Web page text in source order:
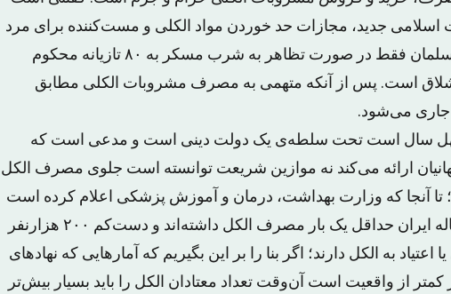
قانون مجازات اسلامی جدید، مجازات حد خوردن مواد الکلی و مست‌کننده برای مرد
یا زن‌، ۸۰ تازیانه است‌. البته غیرمسلمان فقط در صورت تظاهر به شرب مسکر به ۸۰ تازیانه محکوم
شلاق است. پس از آنکه متهمی به مصرف مشروبات الکلی مطابق
جاری می‌شود.
چهل سال است تحت سلطه‌ی یک دولت دینی است و مدعی است که
ارائه می‌کند نه موازین شریعت توانسته است جلوی مصرف الکل
تا آنجا که وزارت بهداشت، درمان و آموزش پزشکی اعلام کرده است
که ۴ درصد از جمعیت ۱۵ تا ۶۴ ساله ایران حداقل یک بار مصرف الکل داشته‌اند و دست‌کم ۲۰۰ هزارنفر
به الکل دارند؛ اگر بنا را بر این بگیریم که آمارهایی که نهادهای
از واقعیت است آن‌وقت تعداد معتادان الکل را باید بسیار بیش‌تر